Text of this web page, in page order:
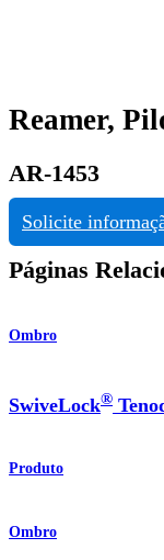
Reamer,
AR-1453
Solicite
Páginas
Ombro
SwiveLock®
Produto
Ombro